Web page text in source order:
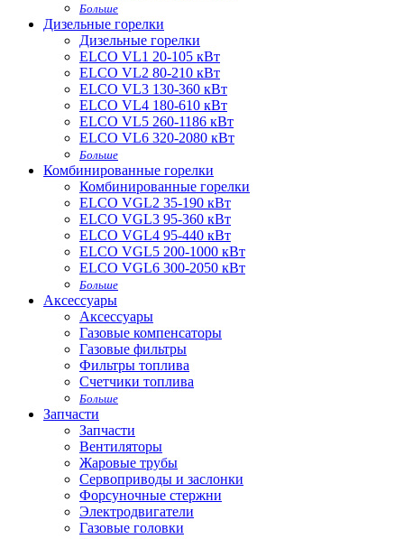
Больше
Дизельные горелки
Дизельные горелки
ELCO VL1 20-105 кВт
ELCO VL2 80-210 кВт
ELCO VL3 130-360 кВт
ELCO VL4 180-610 кВт
ELCO VL5 260-1186 кВт
ELCO VL6 320-2080 кВт
Больше
Комбинированные горелки
Комбинированные горелки
ELCO VGL2 35-190 кВт
ELCO VGL3 95-360 кВт
ELCO VGL4 95-440 кВт
ELCO VGL5 200-1000 кВт
ELCO VGL6 300-2050 кВт
Больше
Аксессуары
Аксессуары
Газовые компенсаторы
Газовые фильтры
Фильтры топлива
Счетчики топлива
Больше
Запчасти
Запчасти
Вентиляторы
Жаровые трубы
Сервоприводы и заслонки
Форсуночные стержни
Электродвигатели
Газовые головки